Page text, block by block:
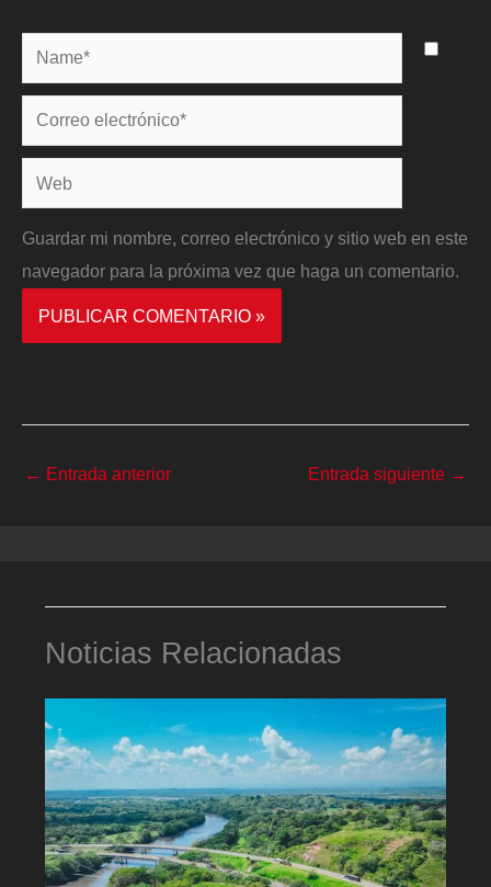
Name*
Correo
electrónico*
Web
Guardar mi nombre, correo electrónico y sitio web en este
navegador para la próxima vez que haga un comentario.
← Entrada anterior Entrada siguiente →
Noticias Relacionadas